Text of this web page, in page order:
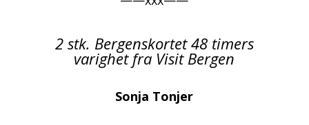
2 stk. Bergenskortet 48 timers
varighet fra Visit Bergen
Sonja Tonjer